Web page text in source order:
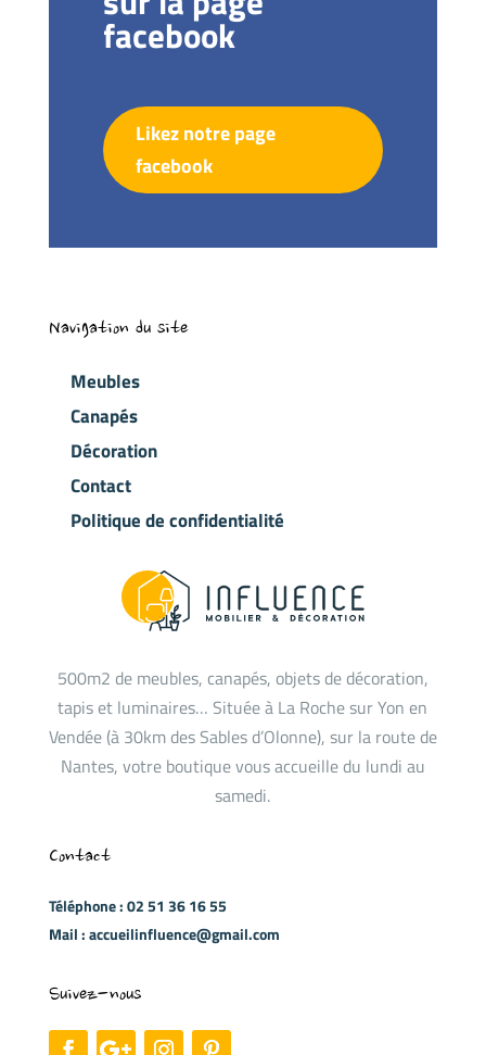
facebook
Likez notre page
facebook
Navigation du site
Meubles
Canapés
Décoration
Contact
Politique de confidentialité
500m2 de meubles, canapés, objets de décoration,
tapis et luminaires… Située à La Roche sur Yon en
Vendée (à 30km des Sables d’Olonne), sur la route de
Nantes, votre boutique vous accueille du lundi au
samedi.
Contact
Téléphone : 02 51 36 16 55
Mail : accueilinfluence@gmail.com
Suivez-nous